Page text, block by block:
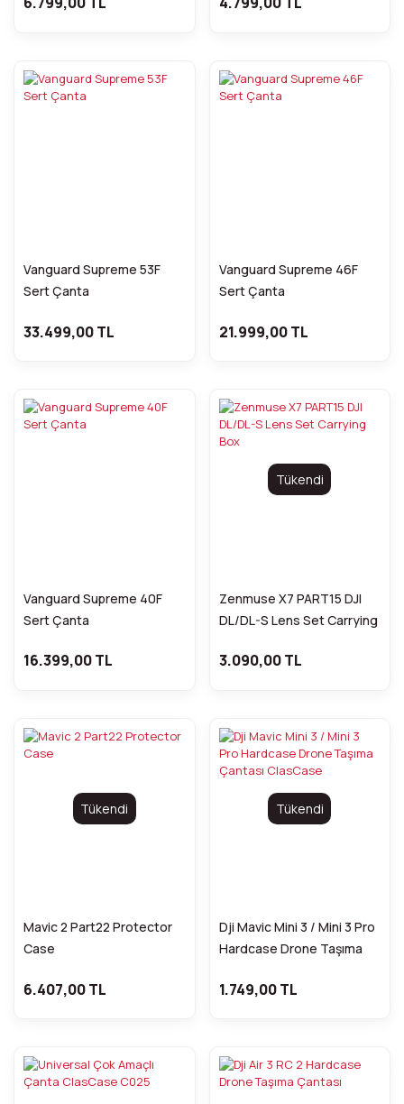
Vanguard Supreme 53F
Sert Çanta
33.499,00 TL
Vanguard Supreme 46F
Sert Çanta
21.999,00 TL
Vanguard Supreme 40F
Sert Çanta
16.399,00 TL
Tükendi
Zenmuse X7 PART15 DJI
DL/DL-S Lens Set Carrying
3.090,00 TL
Tükendi
Mavic 2 Part22 Protector
Case
6.407,00 TL
Tükendi
Dji Mavic Mini 3 / Mini 3 Pro
Hardcase Drone Taşıma
1.749,00 TL